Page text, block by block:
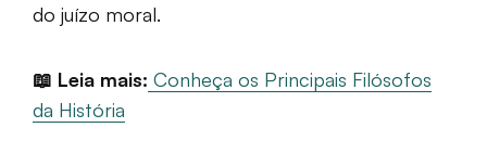
do juízo moral.
📖 Leia mais: Conheça os Principais Filósofos
da História